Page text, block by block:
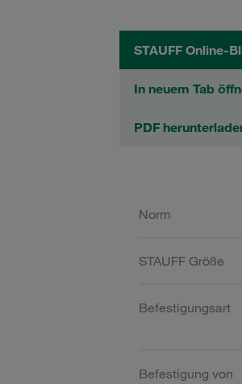
STAUFF Online-
In neuem Tab
PDF
Norm
STAUFF Größe
Befestigungsart
Befestigung von